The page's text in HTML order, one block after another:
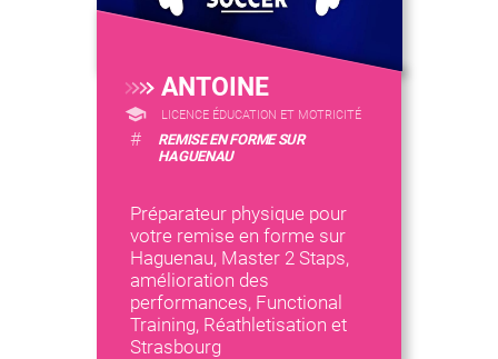
ANTOINE
LICENCE ÉDUCATION ET MOTRICITÉ
#
REMISE EN FORME SUR
HAGUENAU
Préparateur physique pour
votre remise en forme sur
Haguenau, Master 2 Staps,
amélioration des
performances, Functional
Training, Réathletisation et
Strasbourg